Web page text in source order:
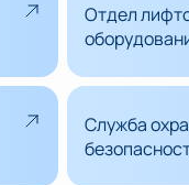
Отдел
Служба